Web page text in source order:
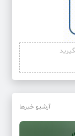
آرشیو خبرها